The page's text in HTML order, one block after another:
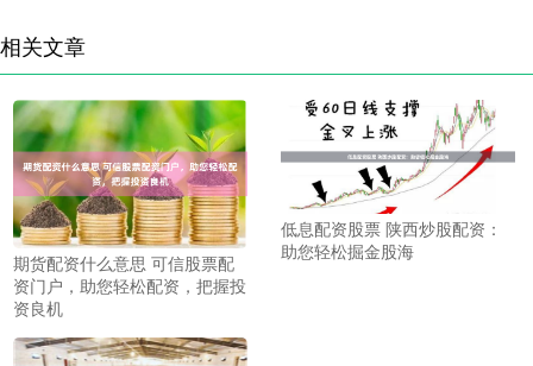
相关文章
期货配资什么意思 可信股票配
资门户，助您轻松配资，把握投
资良机
低息配资股票 陕西炒股配资：
助您轻松掘金股海